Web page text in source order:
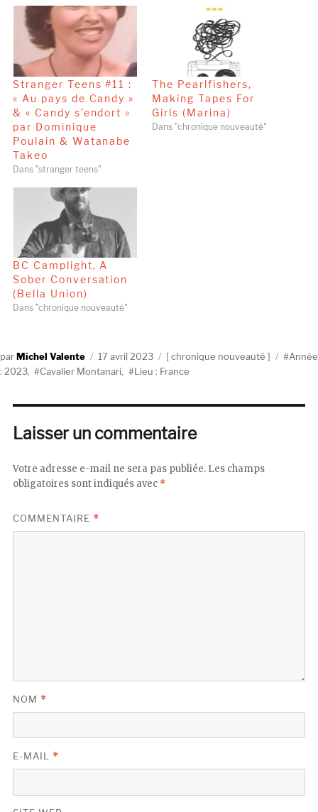
Stranger Teens #11 :
« Au pays de Candy »
& « Candy s’endort »
par Dominique
Poulain & Watanabe
Takeo
Dans "stranger teens"
The Pearlfishers,
Making Tapes For
Girls (Marina)
Dans "chronique nouveauté"
BC Camplight, A
Sober Conversation
(Bella Union)
Dans "chronique nouveauté"
AuteurMichel Valente
Publié
le
17 avril 2023 Catégories
chronique nouveauté
Année
: 2023
Cavalier Montanari Lieu : France
Laisser un commentaire
Votre adresse e-mail ne sera pas publiée. Les champs
obligatoires sont indiqués avec *
COMMENTAIRE *
NOM *
E-MAIL *